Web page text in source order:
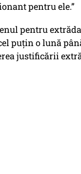
pentru ele.”
pentru
puțin o lună
justificării